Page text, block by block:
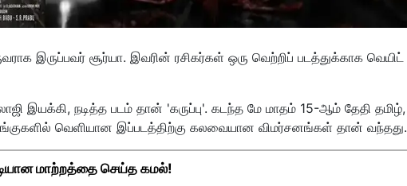
இருப்பவர் சூர்யா. இவரின் ரசிகர்கள் ஒரு வெற்றிப் படத்துக்காக வெயிட்
இயக்கி, நடித்த படம் தான் 'கருப்பு'. கடந்த மே மாதம் 15-ஆம் தேதி தமிழ்,
வெளியான இப்படத்திற்கு கலவையான விமர்சனங்கள் தான் வந்தது.
மாற்றத்தை செய்த கமல்!